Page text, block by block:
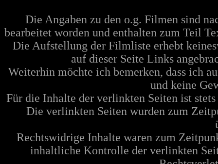
Die Angaben zu den o.g. Filmen sind
bearbeitet worden und enthalten zum Teil
Die Aufstellung der Filmliste erhebt
auf dieser Seite Links
Weiterhin möchte ich bemerken, dass ich
und keine
Für die Inhalte der verlinkten Seiten ist
Die verlinkten Seiten wurden zum
Rechtswidrige Inhalte waren zum
inhaltliche Kontrolle der verlinkten